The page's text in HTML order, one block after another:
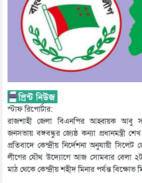
স্টাফ রিপোর্টার:
রাজশাহী জেলা বিএনপির আহ্বায়ক আবু
জনসভায় বঙ্গবন্ধুর জ্যেষ্ঠ কন্যা প্রধানমন্ত্রী
প্রতিবাদে কেন্দ্রীয় নির্দেশনা অনুযায়ী
লীগের যৌথ উদ্যোগে আজ সোমবার বেলা
মাঠ থেকে কেন্দ্রীয় শহীদ মিনার পর্যন্ত বিক্ষোভ